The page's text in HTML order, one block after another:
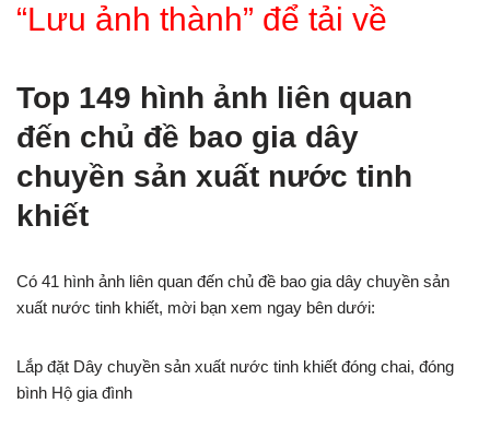
“Lưu ảnh thành” để tải về
Top 149 hình ảnh liên quan
đến chủ đề bao gia dây
chuyền sản xuất nước tinh
khiết
Có 41 hình ảnh liên quan đến chủ đề bao gia dây chuyền sản
xuất nước tinh khiết, mời bạn xem ngay bên dưới:
Lắp đặt Dây chuyền sản xuất nước tinh khiết đóng chai, đóng
bình Hộ gia đình